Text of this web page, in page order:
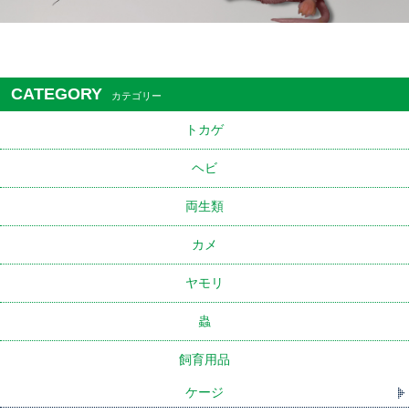
CATEGORY カテゴリー
トカゲ
ヘビ
両生類
カメ
ヤモリ
蟲
飼育用品
ケージ